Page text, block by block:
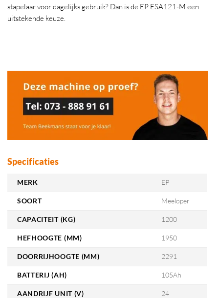
stapelaar voor dagelijks gebruik? Dan is de EP ESA121-M een
uitstekende keuze.
Specificaties
MERK EP
SOORT Meeloper
CAPACITEIT (KG) 1200
HEFHOOGTE (MM) 1950
DOORRIJHOOGTE (MM) 2291
BATTERIJ (AH) 105Ah
AANDRIJF UNIT (V) 24